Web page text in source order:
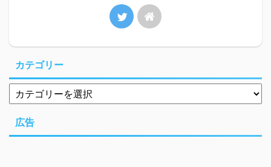
カテゴリー
広告